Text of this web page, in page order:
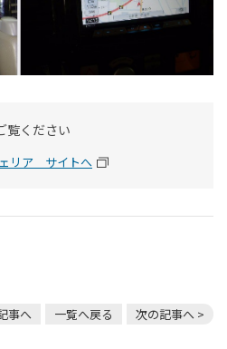
覧ください
リア サイトへ
事へ 一覧へ戻る 次の記事へ >